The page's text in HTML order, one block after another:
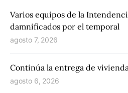
Varios equipos de la
damnificados por el temporal
agosto 7, 2026
Continúa la entrega de
agosto 6, 2026